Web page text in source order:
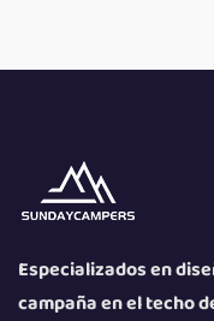
Especializados en
campaña en el techo